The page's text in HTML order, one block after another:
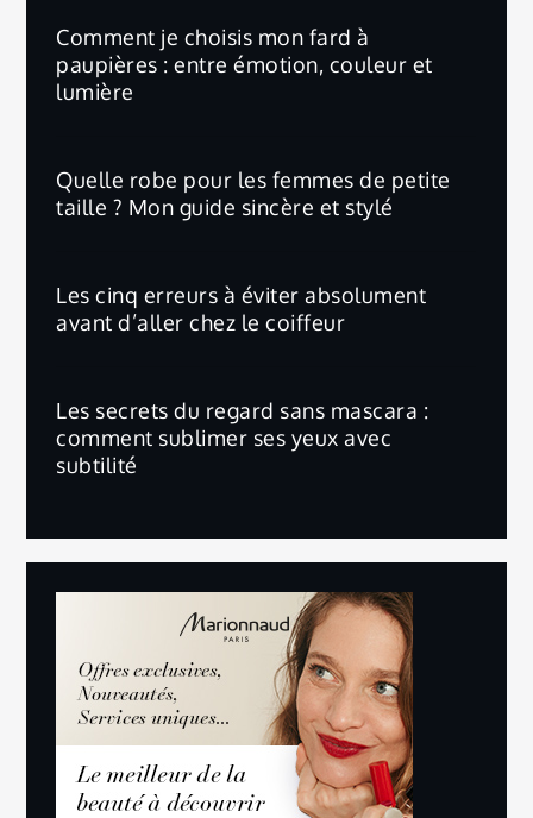
Comment je choisis mon fard à
paupières : entre émotion, couleur et
lumière
Quelle robe pour les femmes de petite
taille ? Mon guide sincère et stylé
Les cinq erreurs à éviter absolument
avant d’aller chez le coiffeur
Les secrets du regard sans mascara :
comment sublimer ses yeux avec
subtilité